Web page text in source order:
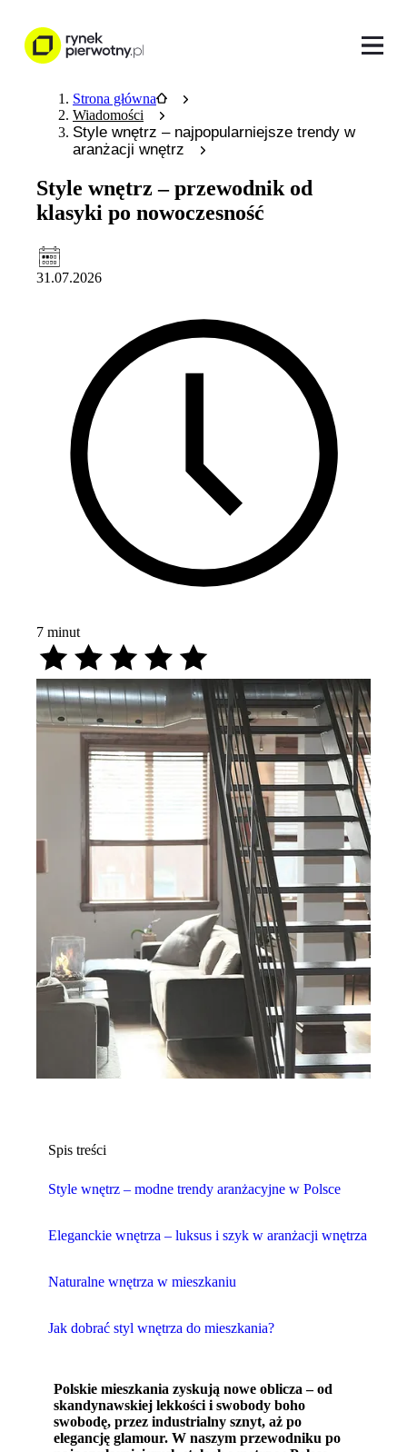
Strona główna
Wiadomości
Style wnętrz – najpopularniejsze trendy w
aranżacji wnętrz
Style wnętrz – przewodnik od
klasyki po nowoczesność
31.07.2026
7 minut
Spis treści
Style wnętrz – modne trendy aranżacyjne w Polsce
Eleganckie wnętrza – luksus i szyk w aranżacji wnętrza
Naturalne wnętrza w mieszkaniu
Jak dobrać styl wnętrza do mieszkania?
Polskie mieszkania zyskują nowe oblicza – od
skandynawskiej lekkości i swobody boho
swobodę, przez industrialny sznyt, aż po
elegancję glamour. W naszym przewodniku po